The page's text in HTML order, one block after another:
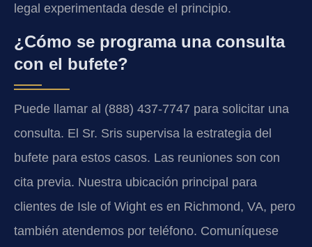
legal experimentada desde el principio.
¿Cómo se programa una consulta
con el bufete?
Puede llamar al (888) 437-7747 para solicitar una
consulta. El Sr. Sris supervisa la estrategia del
bufete para estos casos. Las reuniones son con
cita previa. Nuestra ubicación principal para
clientes de Isle of Wight es en Richmond, VA, pero
también atendemos por teléfono. Comuníquese